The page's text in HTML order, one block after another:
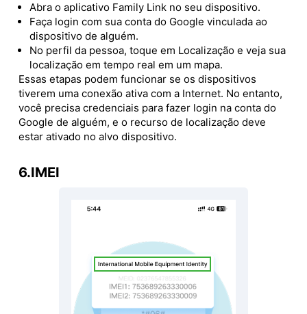
Abra o aplicativo Family Link no seu dispositivo.
Faça login com sua conta do Google vinculada ao
dispositivo de alguém.
No perfil da pessoa, toque em Localização e veja sua
localização em tempo real em um mapa.
Essas etapas podem funcionar se os dispositivos
tiverem uma conexão ativa com a Internet. No entanto,
você precisa credenciais para fazer login na conta do
Google de alguém, e o recurso de localização deve
estar ativado no alvo dispositivo.
6.IMEI